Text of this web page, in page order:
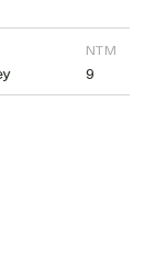
NTM
9